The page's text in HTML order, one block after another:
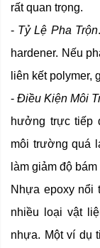
rất quan trọng.
- Tỷ Lệ Pha Trộn
hardener. Nếu
liên kết polymer,
-Điều Kiện Môi
hưởng trực tiếp
môi trường quá
làm giảm độ
Nhựa epoxy nổi
nhiều loại vật
nhựa. Một ví dụ